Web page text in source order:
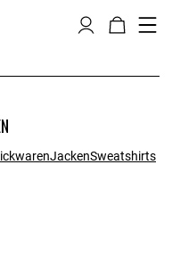
JackenSweatshirts